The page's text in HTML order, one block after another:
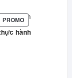
PROMOPRODUIT
EN
PROMOTION
hành